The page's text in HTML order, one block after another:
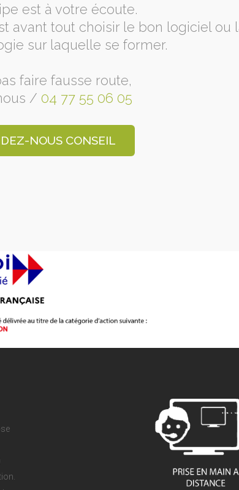
est à votre écoute.
avant tout choisir le bon logiciel ou
sur laquelle se former.
faire fausse route,
/ 04 77 55 06 05
NOUS CONSEIL